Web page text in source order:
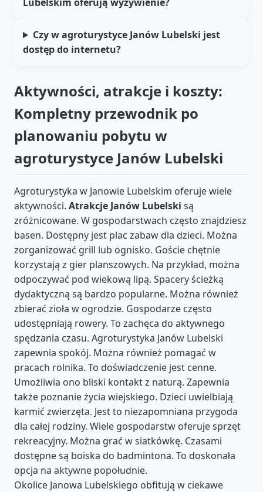
Czy w agroturystyce Janów Lubelski jest
dostęp do internetu?
Aktywności, atrakcje i koszty:
Kompletny przewodnik po
planowaniu pobytu w
agroturystyce Janów Lubelski
Agroturystyka w Janowie Lubelskim oferuje wiele
aktywności. Atrakcje Janów Lubelski są
zróżnicowane. W gospodarstwach często znajdziesz
basen. Dostępny jest plac zabaw dla dzieci. Można
zorganizować grill lub ognisko. Goście chętnie
korzystają z gier planszowych. Na przykład, można
odpoczywać pod wiekową lipą. Spacery ścieżką
dydaktyczną są bardzo popularne. Można również
zbierać zioła w ogrodzie. Gospodarze często
udostępniają rowery. To zachęca do aktywnego
spędzania czasu. Agroturystyka Janów Lubelski
zapewnia spokój. Można również pomagać w
pracach rolnika. To doświadczenie jest cenne.
Umożliwia ono bliski kontakt z naturą. Zapewnia
także poznanie życia wiejskiego. Dzieci uwielbiają
karmić zwierzęta. Jest to niezapomniana przygoda
dla całej rodziny. Wiele gospodarstw oferuje sprzęt
rekreacyjny. Można grać w siatkówkę. Czasami
dostępne są boiska do badmintona. To doskonała
opcja na aktywne popołudnie.
Okolice Janowa Lubelskiego obfitują w ciekawe